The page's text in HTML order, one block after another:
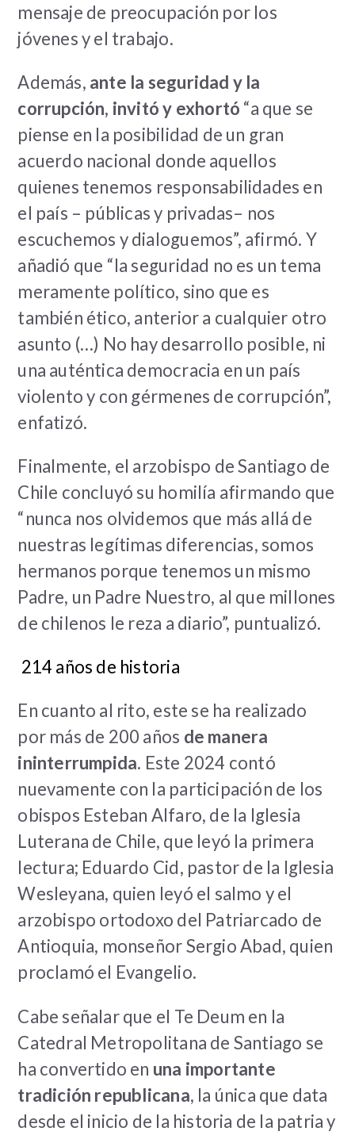
mensaje de preocupación por los
jóvenes y el trabajo.
Además, ante la seguridad y la
corrupción, invitó y exhortó “a que se
piense en la posibilidad de un gran
acuerdo nacional donde aquellos
quienes tenemos responsabilidades en
el país – públicas y privadas– nos
escuchemos y dialoguemos”, afirmó. Y
añadió que “la seguridad no es un tema
meramente político, sino que es
también ético, anterior a cualquier otro
asunto (…) No hay desarrollo posible, ni
una auténtica democracia en un país
violento y con gérmenes de corrupción”,
enfatizó.
Finalmente, el arzobispo de Santiago de
Chile concluyó su homilía afirmando que
“nunca nos olvidemos que más allá de
nuestras legítimas diferencias, somos
hermanos porque tenemos un mismo
Padre, un Padre Nuestro, al que millones
de chilenos le reza a diario”, puntualizó.
214 años de historia
En cuanto al rito, este se ha realizado
por más de 200 años de manera
ininterrumpida. Este 2024 contó
nuevamente con la participación de los
obispos Esteban Alfaro, de la Iglesia
Luterana de Chile, que leyó la primera
lectura; Eduardo Cid, pastor de la Iglesia
Wesleyana, quien leyó el salmo y el
arzobispo ortodoxo del Patriarcado de
Antioquia, monseñor Sergio Abad, quien
proclamó el Evangelio.
Cabe señalar que el Te Deum en la
Catedral Metropolitana de Santiago se
ha convertido en una importante
tradición republicana, la única que data
desde el inicio de la historia de la patria y